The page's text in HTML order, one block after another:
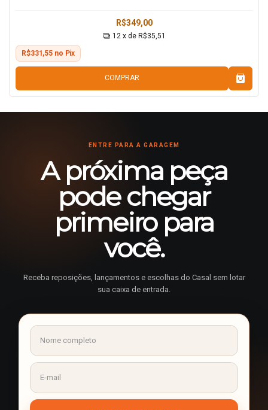
R$349,00
12 x de R$35,51
R$331,55 no Pix
COMPRAR
ENTRE PARA A GARAGEM
A próxima peça
pode chegar
primeiro para
você.
Receba reposições, lançamentos e escolhas do Casal sem lotar
sua caixa de entrada.